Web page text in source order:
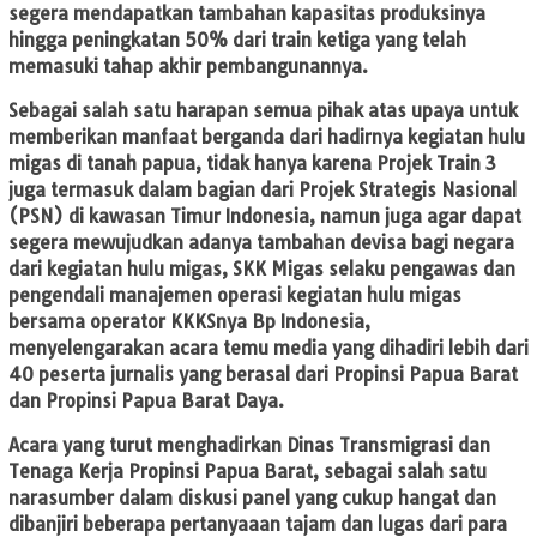
segera mendapatkan tambahan kapasitas produksinya
hingga peningkatan 50% dari train ketiga yang telah
memasuki tahap akhir pembangunannya.
Sebagai salah satu harapan semua pihak atas upaya untuk
memberikan manfaat berganda dari hadirnya kegiatan hulu
migas di tanah papua, tidak hanya karena Projek Train 3
juga termasuk dalam bagian dari Projek Strategis Nasional
(PSN) di kawasan Timur Indonesia, namun juga agar dapat
segera mewujudkan adanya tambahan devisa bagi negara
dari kegiatan hulu migas, SKK Migas selaku pengawas dan
pengendali manajemen operasi kegiatan hulu migas
bersama operator KKKSnya Bp Indonesia,
menyelengarakan acara temu media yang dihadiri lebih dari
40 peserta jurnalis yang berasal dari Propinsi Papua Barat
dan Propinsi Papua Barat Daya.
Acara yang turut menghadirkan Dinas Transmigrasi dan
Tenaga Kerja Propinsi Papua Barat, sebagai salah satu
narasumber dalam diskusi panel yang cukup hangat dan
dibanjiri beberapa pertanyaaan tajam dan lugas dari para